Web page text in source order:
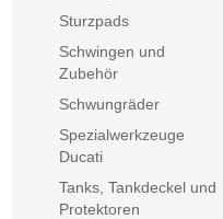
Sturzpads
Schwingen und
Zubehör
Schwungräder
Spezialwerkzeuge
Ducati
Tanks, Tankdeckel und
Protektoren